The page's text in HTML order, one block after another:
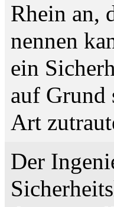
Rhein an,
nennen
ein
auf Grund
Art
Der